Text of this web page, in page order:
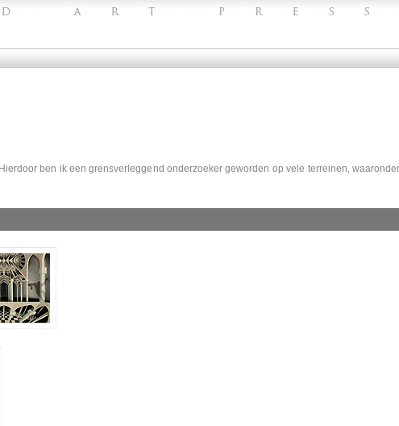
ben ik een grensverleggend onderzoeker geworden op vele terreinen,